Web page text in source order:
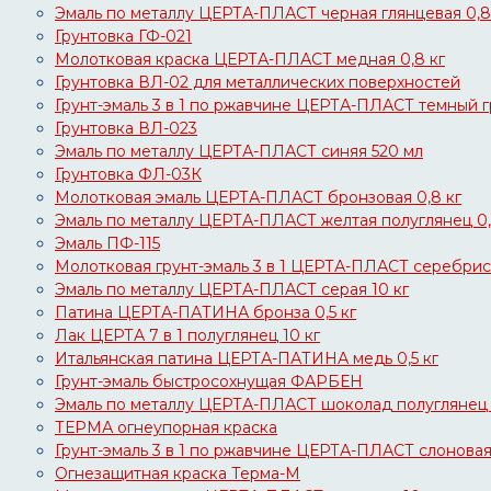
Эмаль по металлу ЦЕРТА-ПЛАСТ черная глянцевая 0,8
Грунтовка ГФ-021
Молотковая краска ЦЕРТА-ПЛАСТ медная 0,8 кг
Грунтовка ВЛ-02 для металлических поверхностей
Грунт-эмаль 3 в 1 по ржавчине ЦЕРТА-ПЛАСТ темный
Грунтовка ВЛ-023
Эмаль по металлу ЦЕРТА-ПЛАСТ синяя 520 мл
Грунтовка ФЛ-03К
Молотковая эмаль ЦЕРТА-ПЛАСТ бронзовая 0,8 кг
Эмаль по металлу ЦЕРТА-ПЛАСТ желтая полуглянец
Эмаль ПФ-115
Молотковая грунт-эмаль 3 в 1 ЦЕРТА-ПЛАСТ
Эмаль по металлу ЦЕРТА-ПЛАСТ серая 10 кг
Патина ЦЕРТА-ПАТИНА бронза 0,5 кг
Лак ЦЕРТА 7 в 1 полуглянец 10 кг
Итальянская патина ЦЕРТА-ПАТИНА медь 0,5 кг
Грунт-эмаль быстросохнущая ФАРБЕН
Эмаль по металлу ЦЕРТА-ПЛАСТ шоколад полуглянец
ТЕРМА огнеупорная краска
Грунт-эмаль 3 в 1 по ржавчине ЦЕРТА-ПЛАСТ слоновая
Огнезащитная краска Терма-М